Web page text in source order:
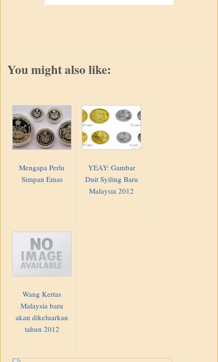
You might also like:
Mengapa Perlu
Simpan Emas
YEAY: Gambar
Duit Syiling Baru
Malaysia 2012
Wang Kertas
Malaysia baru
akan dikeluarkan
tahun 2012